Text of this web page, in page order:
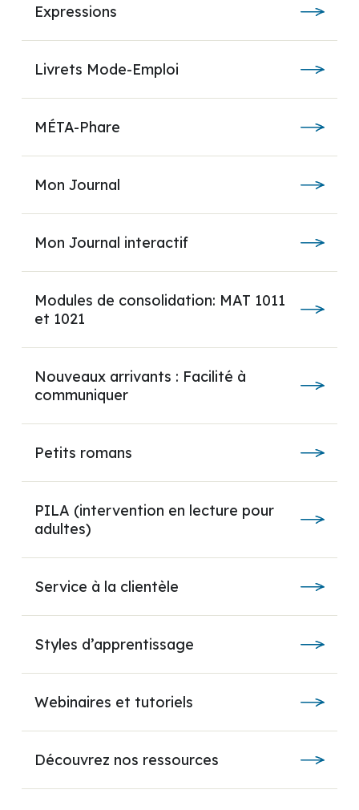
Expressions
Livrets Mode-Emploi
MÉTA-Phare
Mon Journal
Mon Journal interactif
Modules de consolidation: MAT 1011
et 1021
Nouveaux arrivants : Facilité à
communiquer
Petits romans
PILA (intervention en lecture pour
adultes)
Service à la clientèle
Styles d’apprentissage
Webinaires et tutoriels
Découvrez nos ressources